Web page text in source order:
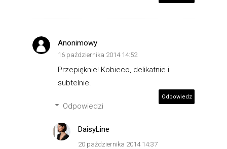
Anonimowy
16 października 2014 14:52
Przepięknie! Kobieco, delikatnie i
subtelnie.
Odpowiedz
Odpowiedzi
DaisyLine
20 października 2014 14:37